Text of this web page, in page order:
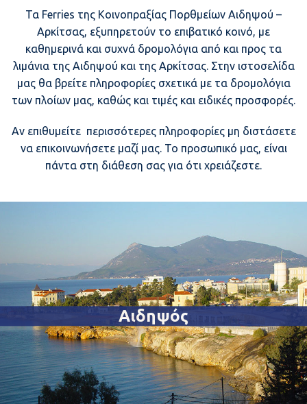
Τα Ferries της Κοινοπραξίας Πορθμείων Αιδηψού –
Αρκίτσας, εξυπηρετούν το επιβατικό κοινό, με
καθημερινά και συχνά δρομολόγια από και προς τα
λιμάνια της Αιδηψού και της Αρκίτσας. Στην ιστοσελίδα
μας θα βρείτε πληροφορίες σχετικά με τα δρομολόγια
των πλοίων μας, καθώς και τιμές και ειδικές προσφορές.
Αν επιθυμείτε περισσότερες πληροφορίες μη διστάσετε
να επικοινωνήσετε μαζί μας. Το προσωπικό μας, είναι
πάντα στη διάθεση σας για ότι χρειάζεστε.
Αιδηψός